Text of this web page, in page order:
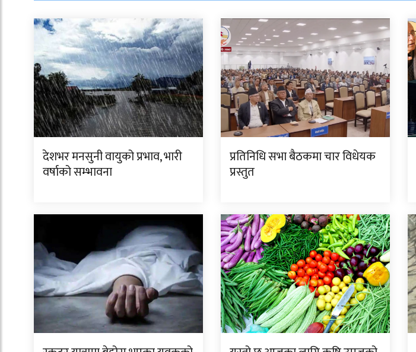
देशभर मनसुनी वायुको प्रभाव, भारी
वर्षाको सम्भावना
प्रतिनिधि सभा बैठकमा चार विधेयक
प्रस्तुत